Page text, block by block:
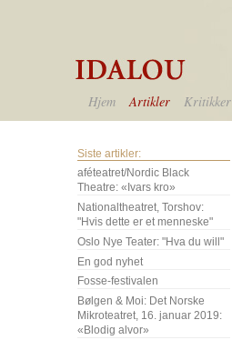
Hjem Artikler Kritikker
Siste artikler:
aféteatret/Nordic Black
Theatre: «Ivars kro»
Nationaltheatret, Torshov:
"Hvis dette er et menneske"
Oslo Nye Teater: "Hva du will"
En god nyhet
Fosse-festivalen
Bølgen & Moi: Det Norske
Mikroteatret, 16. januar 2019:
«Blodig alvor»